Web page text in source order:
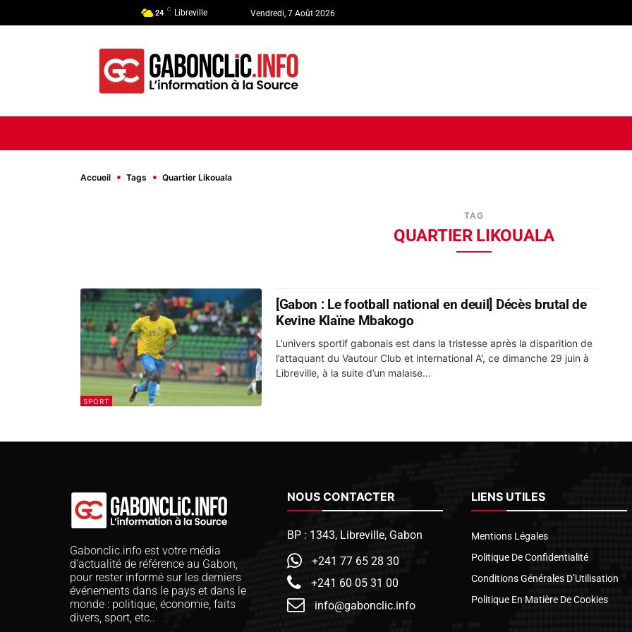
24 C Libreville Vendredi, 7 Août 2026
Accueil Tags Quartier Likouala
TAG
QUARTIER LIKOUALA
SPORT
[Gabon : Le football national en deuil] Décès brutal de
Kevine Klaïne Mbakogo
L’univers sportif gabonais est dans la tristesse après la disparition de
l’attaquant du Vautour Club et international A', ce dimanche 29 juin à
Libreville, à la suite d’un malaise...
Gabonclic.info est votre média
d’actualité de référence au Gabon,
pour rester informé sur les derniers
événements dans le pays et dans le
monde : politique, économie, faits
divers, sport, etc..
NOUS CONTACTER
BP : 1343, Libreville, Gabon
+241 77 65 28 30
+241 60 05 31 00
info@gabonclic.info
LIENS UTILES
Mentions Légales
Politique De Confidentialité
Conditions Générales D’Utilisation
Politique En Matière De Cookies